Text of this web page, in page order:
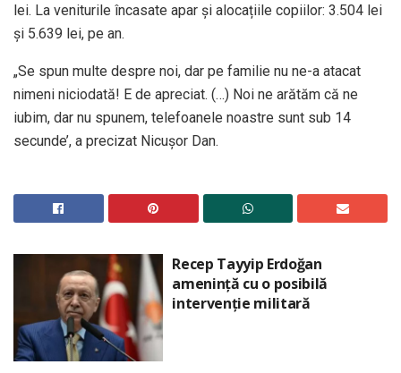
lei. La veniturile încasate apar și alocațiile copiilor: 3.504 lei
și 5.639 lei, pe an.
„Se spun multe despre noi, dar pe familie nu ne-a atacat
nimeni niciodată! E de apreciat. (…) Noi ne arătăm că ne
iubim, dar nu spunem, telefoanele noastre sunt sub 14
secunde’, a precizat Nicușor Dan.
Recep Tayyip Erdoğan
amenință cu o posibilă
intervenție militară